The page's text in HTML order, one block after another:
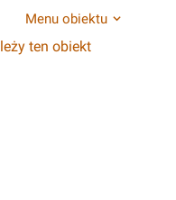
Menu obiektu
ten obiekt